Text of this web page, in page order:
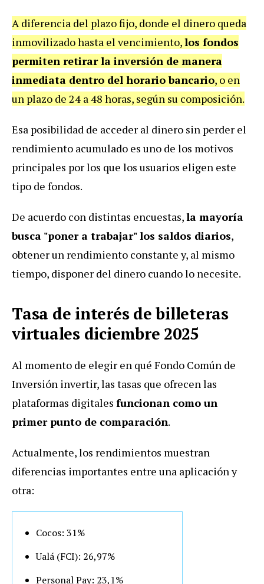
A diferencia del plazo fijo, donde el dinero queda
inmovilizado hasta el vencimiento,los fondos
permiten retirar la inversión de manera
inmediata dentro del horario bancario, o en
un plazo de 24 a 48 horas, según su composición.
Esa posibilidad de acceder al dinero sin perder el
rendimiento acumulado es uno de los motivos
principales por los que los usuarios eligen este
tipo de fondos.
De acuerdo con distintas encuestas,la mayoría
busca "poner a trabajar" los saldos diarios,
obtener un rendimiento constante y, al mismo
tiempo, disponer del dinero cuando lo necesite.
Tasa de interés de billeteras
virtuales diciembre 2025
Al momento de elegir en qué Fondo Común de
Inversión invertir, las tasas que ofrecen las
plataformas digitales funcionan como un
primer punto de comparación.
Actualmente, los rendimientos muestran
diferencias importantes entre una aplicación y
otra:
Cocos: 31%
Ualá (FCI): 26,97%
Personal Pay: 23,1%